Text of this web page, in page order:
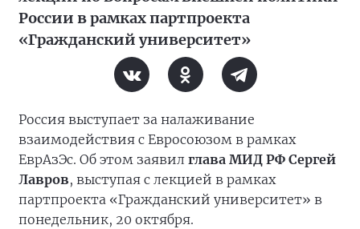
России в рамках партпроекта
«Гражданский университет»
Россия выступает за налаживание
взаимодействия с Евросоюзом в рамках
ЕврАзЭс. Об этом заявил глава МИД РФ Сергей
Лавров, выступая с лекцией в рамках
партпроекта «Гражданский университет» в
понедельник, 20 октября.